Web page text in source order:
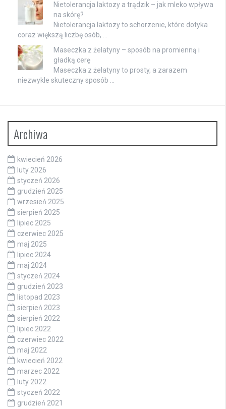
Nietolerancja laktozy a trądzik – jak mleko wpływa
na skórę?
Nietolerancja laktozy to schorzenie, które dotyka
coraz większą liczbę osób, …
Maseczka z żelatyny – sposób na promienną i
gładką cerę
Maseczka z żelatyny to prosty, a zarazem
niezwykle skuteczny sposób …
Archiwa
kwiecień 2026
luty 2026
styczeń 2026
grudzień 2025
wrzesień 2025
sierpień 2025
lipiec 2025
czerwiec 2025
maj 2025
lipiec 2024
maj 2024
styczeń 2024
grudzień 2023
listopad 2023
sierpień 2023
sierpień 2022
lipiec 2022
czerwiec 2022
maj 2022
kwiecień 2022
marzec 2022
luty 2022
styczeń 2022
grudzień 2021